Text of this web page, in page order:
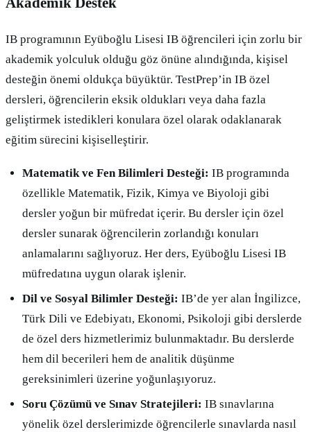
IB programının Eyüboğlu Lisesi IB öğrencileri için zorlu bir
akademik yolculuk olduğu göz önüne alındığında, kişisel
desteğin önemi oldukça büyüktür. TestPrep’in IB özel
dersleri, öğrencilerin eksik oldukları veya daha fazla
geliştirmek istedikleri konulara özel olarak odaklanarak
eğitim sürecini kişiselleştirir.
Matematik ve Fen Bilimleri Desteği: IB programında
özellikle Matematik, Fizik, Kimya ve Biyoloji gibi
dersler yoğun bir müfredat içerir. Bu dersler için özel
dersler sunarak öğrencilerin zorlandığı konuları
anlamalarını sağlıyoruz. Her ders, Eyüboğlu Lisesi IB
müfredatına uygun olarak işlenir.
Dil ve Sosyal Bilimler Desteği: IB’de yer alan İngilizce,
Türk Dili ve Edebiyatı, Ekonomi, Psikoloji gibi derslerde
de özel ders hizmetlerimiz bulunmaktadır. Bu derslerde
hem dil becerileri hem de analitik düşünme
gereksinimleri üzerine yoğunlaşıyoruz.
Soru Çözümü ve Sınav Stratejileri: IB sınavlarına
yönelik özel derslerimizde öğrencilerle sınavlarda nasıl